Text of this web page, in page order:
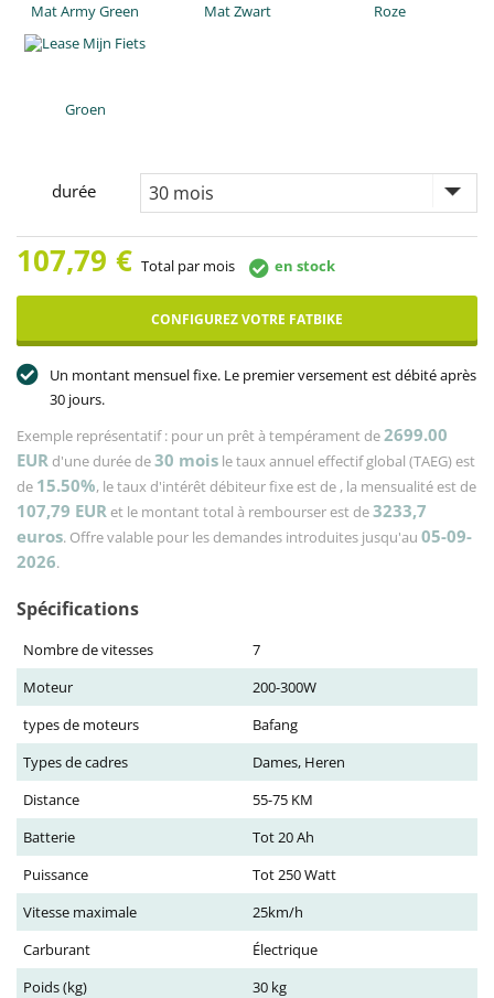
Mat Army Green Mat Zwart Roze
Groen
durée
107,79 € Total par mois en stock
CONFIGUREZ VOTRE FATBIKE
Un montant mensuel fixe. Le premier versement est débité après
30 jours.
Exemple représentatif : pour un prêt à tempérament de2699.00
EURd'une durée de30 mois le taux annuel effectif global (TAEG) est
de 15.50%, le taux d'intérêt débiteur fixe est de , la mensualité est de
107,79 EURet le montant total à rembourser est de3233,7
euros. Offre valable pour les demandes introduites jusqu'au 05-09-
2026.
Spécifications
Nombre de vitesses
7
Moteur
200-300W
types de moteurs
Bafang
Types de cadres
Dames, Heren
Distance
55-75 KM
Batterie
Tot 20 Ah
Puissance
Tot 250 Watt
Vitesse maximale
25km/h
Carburant
Électrique
Poids (kg)
30 kg